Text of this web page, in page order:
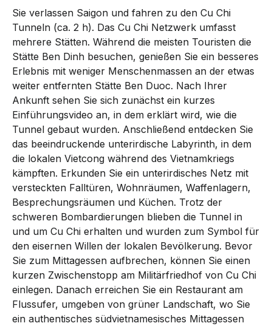
Sie verlassen Saigon und fahren zu den Cu Chi
Tunneln (ca. 2 h). Das Cu Chi Netzwerk umfasst
mehrere Stätten. Während die meisten Touristen die
Stätte Ben Dinh besuchen, genießen Sie ein besseres
Erlebnis mit weniger Menschenmassen an der etwas
weiter entfernten Stätte Ben Duoc. Nach Ihrer
Ankunft sehen Sie sich zunächst ein kurzes
Einführungsvideo an, in dem erklärt wird, wie die
Tunnel gebaut wurden. Anschließend entdecken Sie
das beeindruckende unterirdische Labyrinth, in dem
die lokalen Vietcong während des Vietnamkriegs
kämpften. Erkunden Sie ein unterirdisches Netz mit
versteckten Falltüren, Wohnräumen, Waffenlagern,
Besprechungsräumen und Küchen. Trotz der
schweren Bombardierungen blieben die Tunnel in
und um Cu Chi erhalten und wurden zum Symbol für
den eisernen Willen der lokalen Bevölkerung. Bevor
Sie zum Mittagessen aufbrechen, können Sie einen
kurzen Zwischenstopp am Militärfriedhof von Cu Chi
einlegen. Danach erreichen Sie ein Restaurant am
Flussufer, umgeben von grüner Landschaft, wo Sie
ein authentisches südvietnamesisches Mittagessen